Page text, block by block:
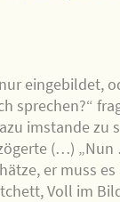
eingebildet,
sprechen?“
imstande zu
(…) „Nun
er muss
Voll im